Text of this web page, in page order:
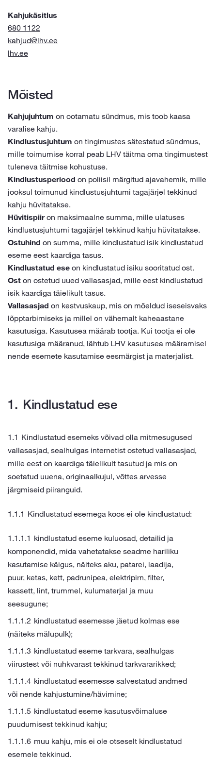
Kahjukäsitlus
680 1122
kahjud@lhv.ee
lhv.ee
Mõisted
Kahjujuhtum on ootamatu sündmus, mis toob kaasa
varalise kahju.
Kindlustusjuhtum on tingimustes sätestatud sündmus,
mille toimumise korral peab LHV täitma oma tingimustest
tuleneva täitmise kohustuse.
Kindlustusperiood on poliisil märgitud ajavahemik, mille
jooksul toimunud kindlustusjuhtumi tagajärjel tekkinud
kahju hüvitatakse.
Hüvitispiiron maksimaalne summa, mille ulatuses
kindlustusjuhtumi tagajärjel tekkinud kahju hüvitatakse.
Ostuhind on summa, mille kindlustatud isik kindlustatud
eseme eest kaardiga tasus.
Kindlustatud ese on kindlustatud isiku sooritatud ost.
Ost on ostetud uued vallasasjad, mille eest kindlustatud
isik kaardiga täielikult tasus.
Vallasasjad on kestvuskaup, mis on mõeldud iseseisvaks
lõpptarbimiseks ja millel on vähemalt kaheaastane
kasutusiga. Kasutusea määrab tootja. Kui tootja ei ole
kasutusiga määranud, lähtub LHV kasutusea määramisel
nende esemete kasutamise eesmärgist ja materjalist.
Kindlustatud ese
Kindlustatud esemeks võivad olla mitmesugused
vallasasjad, sealhulgas internetist ostetud vallasasjad,
mille eest on kaardiga täielikult tasutud ja mis on
soetatud uuena, originaalkujul, võttes arvesse
järgmiseid piiranguid.
Kindlustatud esemega koos ei ole kindlustatud:
kindlustatud eseme kuluosad, detailid ja
komponendid, mida vahetatakse seadme hariliku
kasutamise käigus, näiteks aku, patarei, laadija,
puur, ketas, kett, padrunipea, elektripirn, filter,
kassett, lint, trummel, kulumaterjal ja muu
seesugune;
kindlustatud esemesse jäetud kolmas ese
(näiteks mälupulk);
kindlustatud eseme tarkvara, sealhulgas
viirustest või nuhkvarast tekkinud tarkvararikked;
kindlustatud esemesse salvestatud andmed
või nende kahjustumine/hävimine;
kindlustatud eseme kasutusvõimaluse
puudumisest tekkinud kahju;
muu kahju, mis ei ole otseselt kindlustatud
esemele tekkinud.